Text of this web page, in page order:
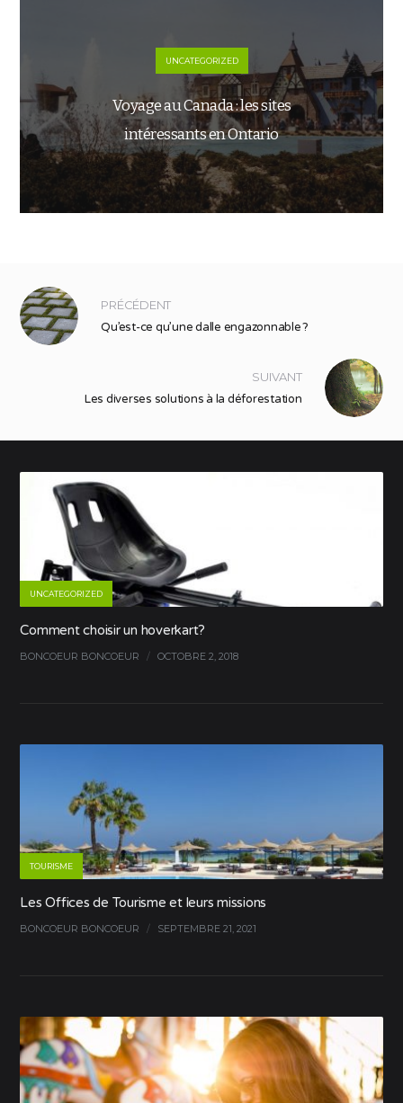
UNCATEGORIZED
Voyage au Canada : les sites
intéressants en Ontario
PRÉCÉDENT
Qu’est-ce qu’une dalle engazonnable ?
SUIVANT
Les diverses solutions à la déforestation
UNCATEGORIZED
Comment choisir un hoverkart?
BONCOEUR BONCOEUR / OCTOBRE 2, 2018
TOURISME
Les Offices de Tourisme et leurs missions
BONCOEUR BONCOEUR / SEPTEMBRE 21, 2021